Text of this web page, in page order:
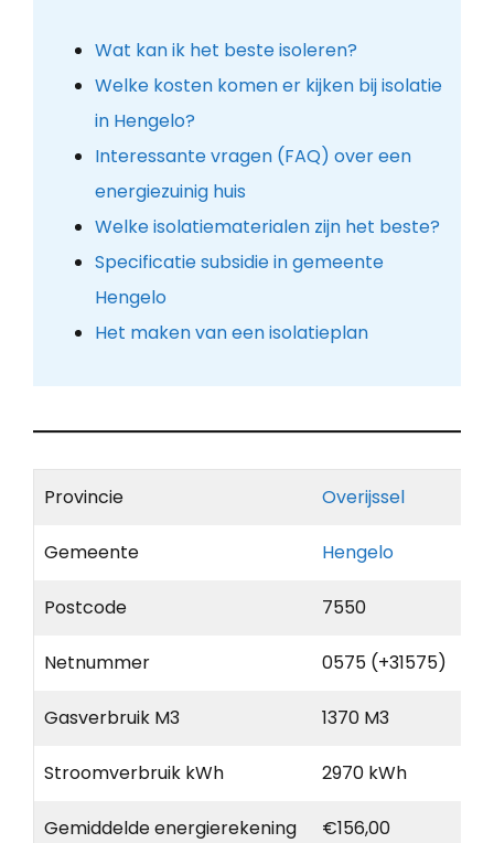
Wat kan ik het beste isoleren?
Welke kosten komen er kijken bij isolatie
in Hengelo?
Interessante vragen (FAQ) over een
energiezuinig huis
Welke isolatiematerialen zijn het beste?
Specificatie subsidie in gemeente
Hengelo
Het maken van een isolatieplan
Provincie Overijssel
Gemeente Hengelo
Postcode 7550
Netnummer 0575 (+31575)
Gasverbruik M3 1370 M3
Stroomverbruik kWh 2970 kWh
Gemiddelde energierekening €156,00